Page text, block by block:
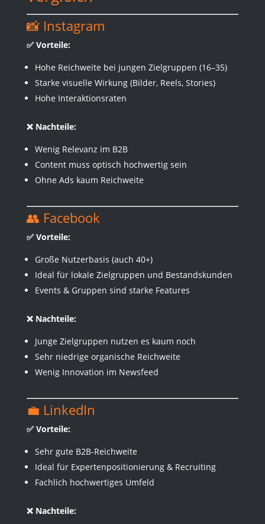
📸 Instagram
✅ Vorteile:
Hohe Reichweite bei jungen Zielgruppen (16–35)
Starke visuelle Wirkung (Bilder, Reels, Stories)
Hohe Interaktionsraten
❌ Nachteile:
Wenig Relevanz im B2B
Content muss optisch hochwertig sein
Ohne Ads kaum Reichweite
👥 Facebook
✅ Vorteile:
Große Nutzerbasis (auch 40+)
Ideal für lokale Zielgruppen und Bestandskunden
Events & Gruppen sind starke Features
❌ Nachteile:
Junge Zielgruppen nutzen es kaum noch
Sehr niedrige organische Reichweite
Wenig Innovation im Newsfeed
💼 LinkedIn
✅ Vorteile:
Sehr gute B2B-Reichweite
Ideal für Expertenpositionierung & Recruiting
Fachlich hochwertiges Umfeld
❌ Nachteile: